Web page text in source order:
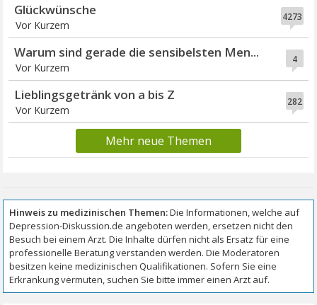
4273
Glückwünsche
Vor Kurzem
4
Warum sind gerade die sensibelsten Men...
Vor Kurzem
282
Lieblingsgetränk von a bis Z
Vor Kurzem
Mehr neue Themen